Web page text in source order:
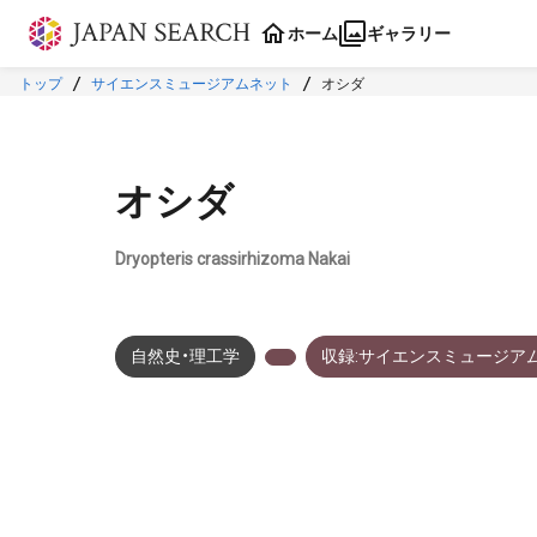
本文に飛ぶ
ホーム ギャラリー
トップ サイエンスミュージアムネット オシダ
オシダ
Dryopteris crassirhizoma Nakai
自然史・理工学 収録:サイエンスミュージア